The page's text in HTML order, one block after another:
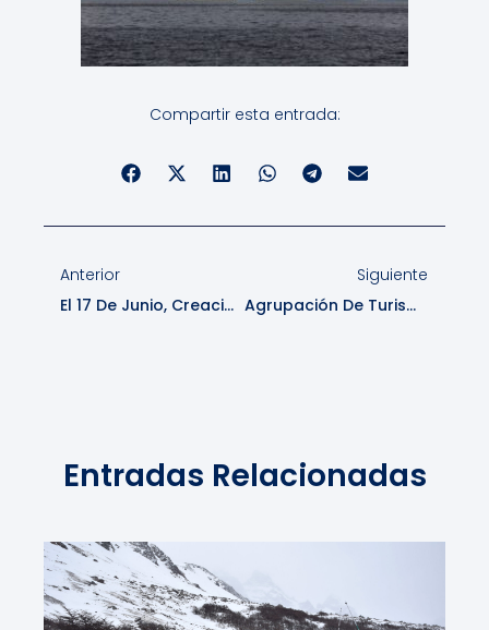
Compartir esta entrada:
Anterior
El 17 De Junio, Creación De Parque Nacional Laguna San Rafael
Siguiente
Agrupación De Turismo Cochrane: Glaciar Calluqueo
Entradas Relacionadas